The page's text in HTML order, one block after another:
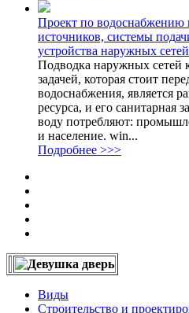
Проект по водоснабжению
источников, системы
устройства наружных
Подводка наружных сетей
задачей, которая стоит
водоснабжения, является
ресурса, и его санитарная
воду потребляют:
и население. win...
Подробнее >>>
Виды
Строительство и